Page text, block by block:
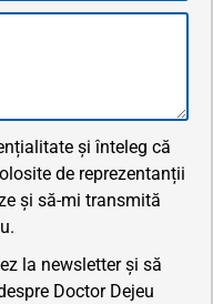
și înteleg că
de reprezentanții
și să-mi transmită
la newsletter și să
Doctor Dejeu